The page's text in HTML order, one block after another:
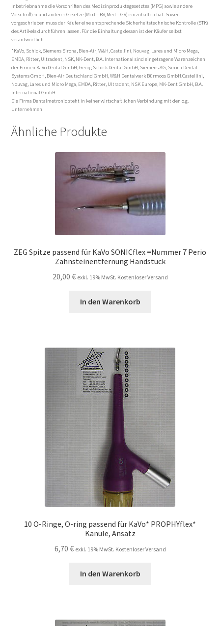
Inbetriebnahme die Vorschriften des Medizinproduktegesetztes (MPG) sowie andere
Vorschriften und anderer Gesetze (Med – BV, Med – GV) einzuhalten hat. Soweit
vorgeschrieben muss der Käufer eine entsprechende Sicherheitstechnische Kontrolle (STK)
des Artikels durchführen lassen. Für die Einhaltung dessen ist der Käufer selbst
verantwortlich.
*KaVo, Schick, Siemens Sirona, Bien-Air, W&H, Castellini, Nouvag, Lares und Micro Mega,
EMDA, Ritter, Ultradent, NSK, NK-Dent, B.A. International sind eingetragene Warenzeichen
der Firmen KaVo Dental GmbH, Georg Schick Dental GmbH, Siemens AG, Sirona Dental
Systems GmbH, Bien-Air Deutschland GmbH, W&H Dentalwerk Bürmoos GmbH.Castellini,
Nouvag, Lares und Micro Mega, EMDA, Ritter, Ultradent, NSK Europe, MK-Dent GmbH, B.A.
International GmbH.
Die Firma Dentalmetronic steht in keiner wirtschaftlichen Verbindung mit den o.g.
Unternehmen
Ähnliche Produkte
ZEG Spitze passend für KaVo SONICflex =Nummer 7 Perio
Zahnsteinentfernung Handstück
20,00 € exkl. 19% MwSt. Kostenloser Versand
In den Warenkorb
10 O-Ringe, O-ring passend für KaVo* PROPHYflex*
Kanüle, Ansatz
6,70 € exkl. 19% MwSt. Kostenloser Versand
In den Warenkorb